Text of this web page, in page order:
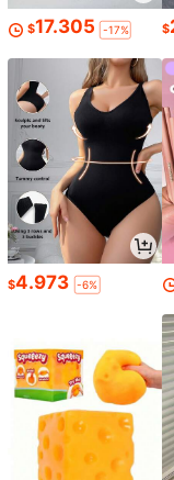
$17.305 -17% $
$4.973 -6%